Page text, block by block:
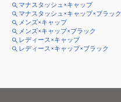
マナスタッシュ×キャップ
マナスタッシュ×キャップ×ブラック
メンズ×キャップ
メンズ×キャップ×ブラック
レディース×キャップ
レディース×キャップ×ブラック